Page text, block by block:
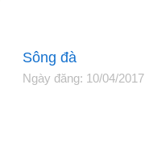
Sông đà
Ngày đăng: 10/04/2017